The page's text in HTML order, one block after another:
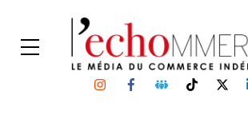
content
Menu
InstagramFacebookGroupe
Facebook
TikTok